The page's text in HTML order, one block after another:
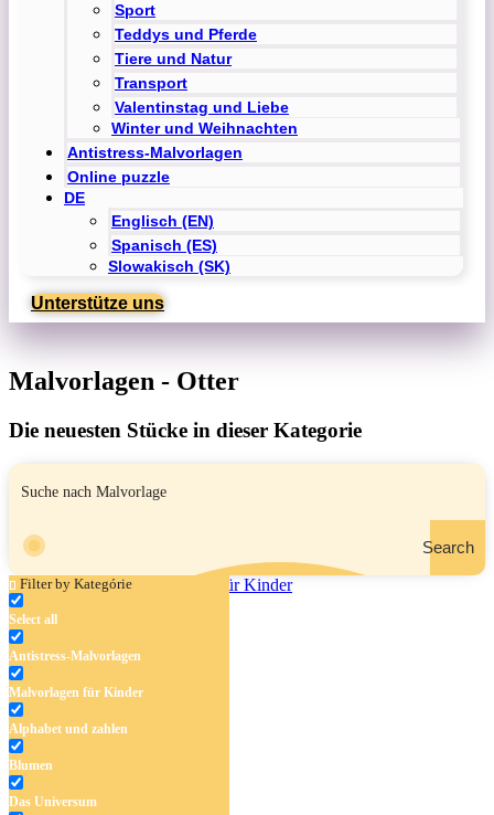
Sport
Teddys und Pferde
Tiere und Natur
Transport
Valentinstag und Liebe
Winter und Weihnachten
Antistress-Malvorlagen
Online puzzle
DE
Englisch (EN)
Spanisch (ES)
Slowakisch (SK)
Unterstütze uns
Malvorlagen - Otter
Die neuesten Stücke in dieser Kategorie
Search
Filter by Kategórie
Select all
Antistress-Malvorlagen
Malvorlagen für Kinder
Alphabet und zahlen
Blumen
Das Universum
Otter